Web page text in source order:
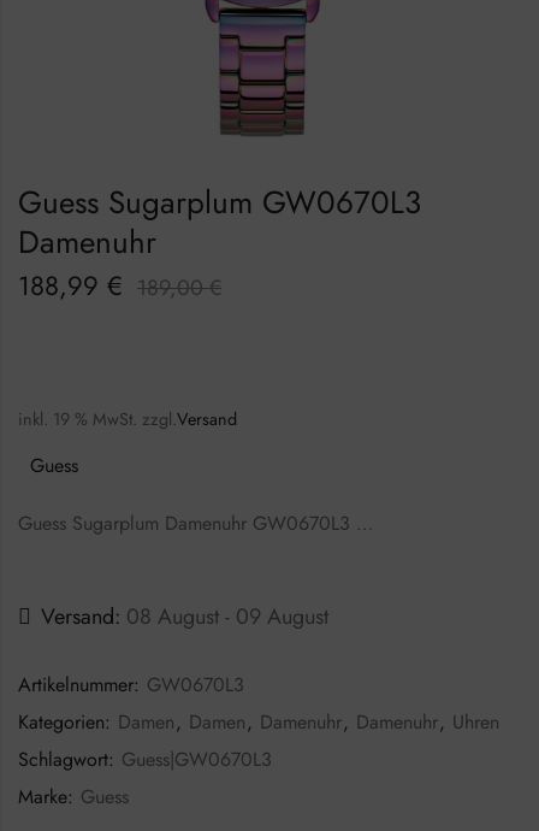
Guess Sugarplum GW0670L3
Damenuhr
188,99 € 189,00€
inkl. 19 % MwSt. zzgl.Versand
Guess
Guess Sugarplum Damenuhr GW0670L3 …
Versand: 08 August - 09 August
Artikelnummer: GW0670L3
Kategorien: Damen, Damen, Damenuhr, Damenuhr, Uhren
Schlagwort: Guess|GW0670L3
Marke: Guess